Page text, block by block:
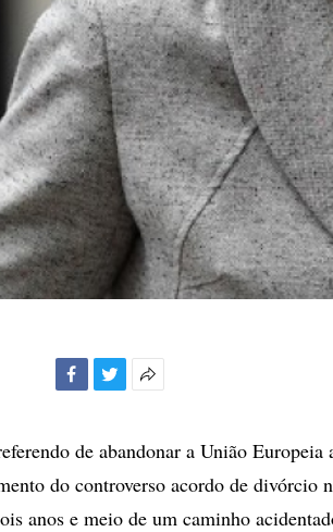
compartilhamento
de abandonar a União Europeia
do controverso acordo de divórcio
anos e meio de um caminho